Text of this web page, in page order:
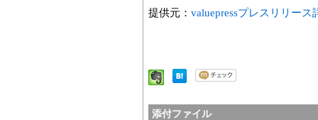
提供元： valuepressプレスリリース
添付ファイル